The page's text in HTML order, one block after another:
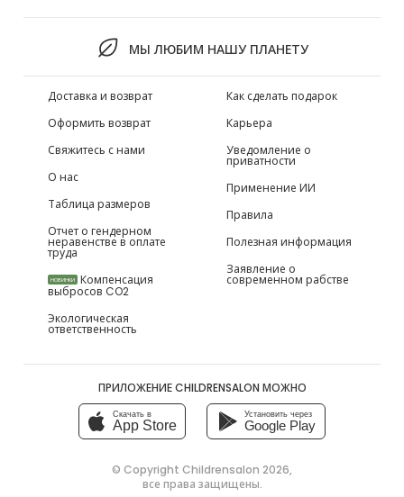
МЫ ЛЮБИМ НАШУ ПЛАНЕТУ
Доставка и возврат
Оформить возврат
Свяжитесь с нами
О нас
Таблица размеров
Отчет о гендерном
неравенстве в оплате
труда
НОВИНКИ Компенсация
выбросов CO2
Экологическая
ответственность
Как сделать подарок
Карьера
Уведомление о
приватности
Применение ИИ
Правила
Полезная информация
Заявление о
современном рабстве
ПРИЛОЖЕНИЕ CHILDRENSALON МОЖНО
Скачать в
App Store
Установить через
Google Play
© Copyright Childrensalon 2026,
все права защищены.